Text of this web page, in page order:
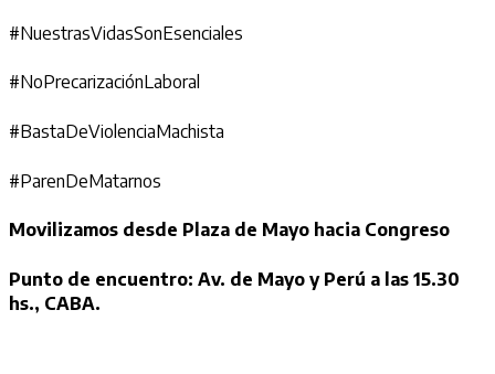
#NuestrasVidasSonEsenciales
#NoPrecarizaciónLaboral
#BastaDeViolenciaMachista
#ParenDeMatarnos
Movilizamos desde Plaza de Mayo hacia Congreso
Punto de encuentro: Av. de Mayo y Perú a las 15.30
hs., CABA.